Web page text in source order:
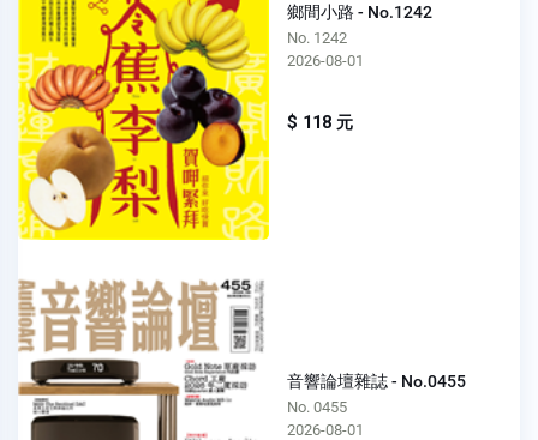
鄉間小路 - No.1242
No. 1242
2026-08-01
$ 118 元
音響論壇雜誌 - No.0455
No. 0455
2026-08-01